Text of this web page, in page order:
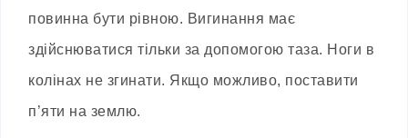
повинна бути рівною. Вигинання має
здійснюватися тільки за допомогою таза. Ноги в
колінах не згинати. Якщо можливо, поставити
п’яти на землю.